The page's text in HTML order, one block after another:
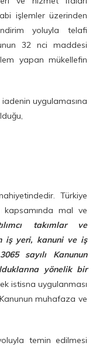
işlemler üzerinden
yoluyla telafi
32 nci maddesi
yapan mükellefin
iadenin uygulamasına
Türkiye
kapsamında mal ve
takımlar ve
iş yeri, kanuni ve iş
sayılı Kanunun
yönelik bir
istisna uygulanması
Kanunun muhafaza ve
temin edilmesi